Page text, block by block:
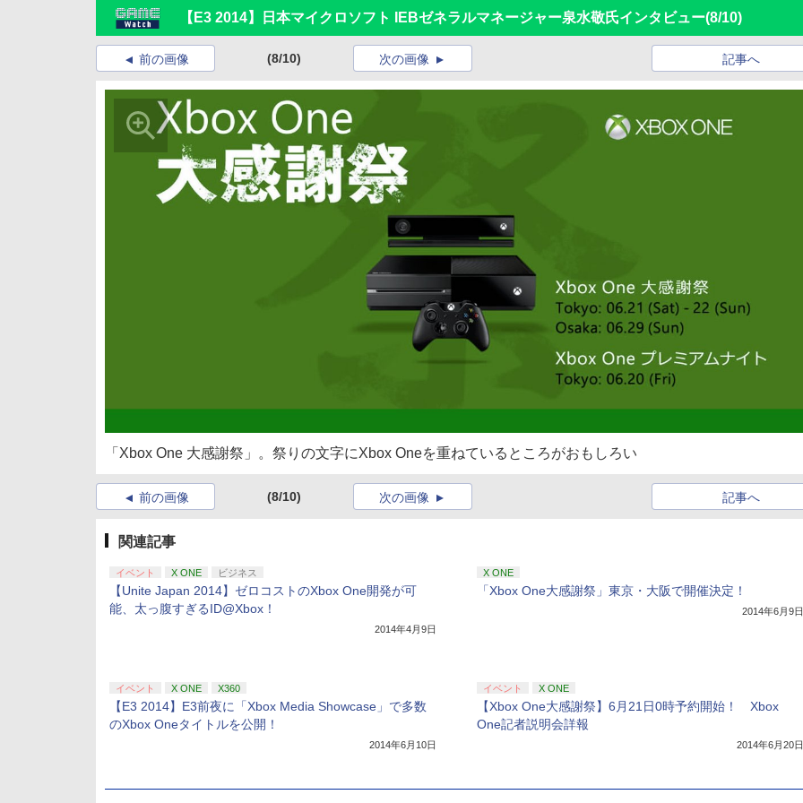
【E3 2014】日本マイクロソフト IEBゼネラルマネージャー泉水敬氏インタビュー(8/10)
前の画像 (8/10) 記事へ
次の画像
「Xbox One 大感謝祭」。祭りの文字にXbox Oneを重ねているところがおもしろい
前の画像 (8/10) 記事へ
次の画像
関連記事
イベント X ONE ビジネス
【Unite Japan 2014】ゼロコストのXbox One開発が可
能、太っ腹すぎるID@Xbox！
2014年4月9日
X ONE
「Xbox One大感謝祭」東京・大阪で開催決定！
2014年6月9日
イベント X ONE X360
【E3 2014】E3前夜に「Xbox Media Showcase」で多数
のXbox Oneタイトルを公開！
2014年6月10日
イベント X ONE
【Xbox One大感謝祭】6月21日0時予約開始！ Xbox
One記者説明会詳報
2014年6月20日